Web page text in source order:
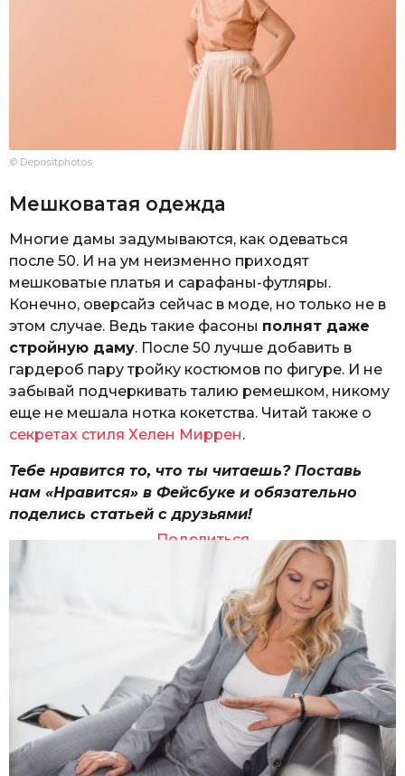
© Depositphotos
Мешковатая одежда
Многие дамы задумываются, как одеваться
после 50. И на ум неизменно приходят
мешковатые платья и сарафаны-футляры.
Конечно, оверсайз сейчас в моде, но только не в
этом случае. Ведь такие фасоны полнят даже
стройную даму. После 50 лучше добавить в
гардероб пару тройку костюмов по фигуре. И не
забывай подчеркивать талию ремешком, никому
еще не мешала нотка кокетства. Читай также о
секретах стиля Хелен Миррен.
Тебе нравится то, что ты читаешь? Поставь
нам «Нравится» в Фейсбуке и обязательно
поделись статьей с друзьями!
Поделиться